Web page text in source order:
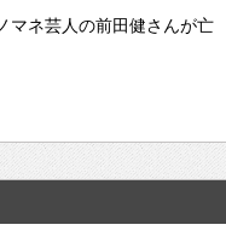
マネ芸人の前田健さんが亡